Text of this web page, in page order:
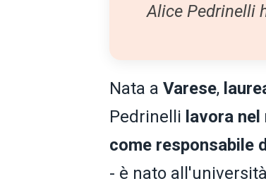
Alice Pedrinelli
Nata a Varese,
Pedrinelli lavora nel
come responsabile
- è nato